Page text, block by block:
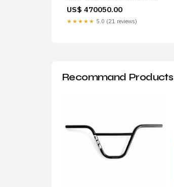
US$ 470050.00
★★★★★ 5.0 (21 reviews)
Recommand Products